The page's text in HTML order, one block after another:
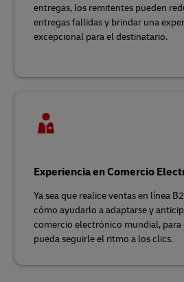
entregas, los remitentes pueden
entregas fallidas y brindar una
excepcional para el destinatario.
Experiencia en Comercio
Ya sea que realice ventas en línea
cómo ayudarlo a adaptarse y
comercio electrónico mundial, para
pueda seguirle el ritmo a los clics.